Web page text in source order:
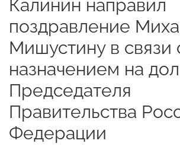
Калинин направил
поздравление
Мишустину в связи
назначением на
Председателя
Правительства
Федерации